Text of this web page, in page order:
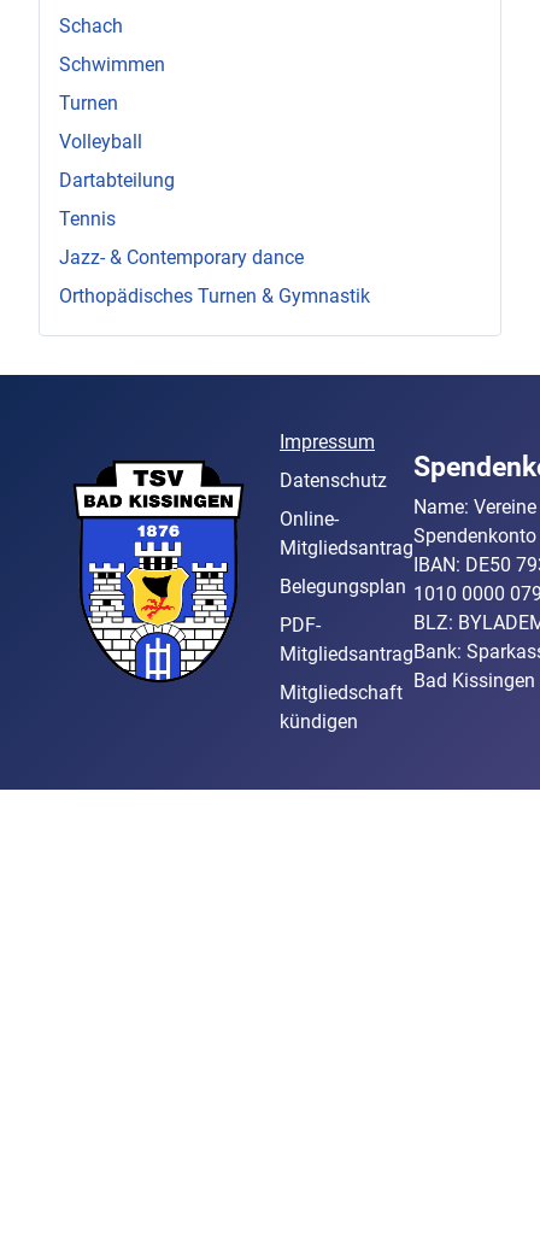
Schach
Schwimmen
Turnen
Volleyball
Dartabteilung
Tennis
Jazz- & Contemporary dance
Orthopädisches Turnen & Gymnastik
Impressum
Datenschutz
Online-
Mitgliedsantrag
Belegungsplan
PDF-
Mitgliedsantrag
Mitgliedschaft
kündigen
Name: Vereine
Spendenkonto
IBAN: DE50
1010 0000
BLZ:
Bank:
Bad Kissingen